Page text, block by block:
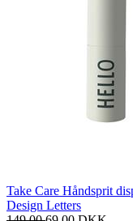
Take Care Håndsprit
Design Letters